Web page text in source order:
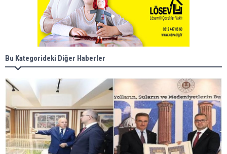
Bu Kategorideki Diğer Haberler